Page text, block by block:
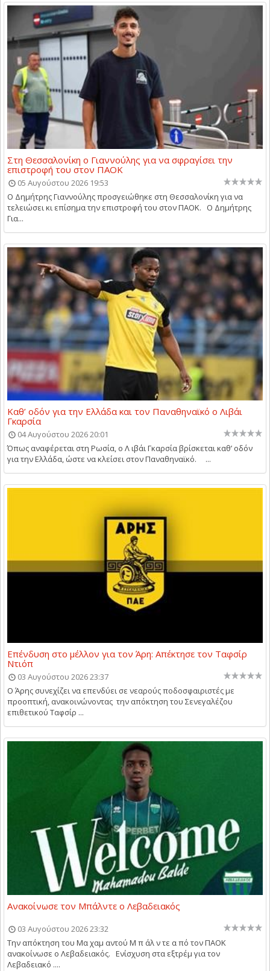
Στη Θεσσαλονίκη ο Γιαννούλης για να σφραγίσει την
επιστροφή του στον ΠΑΟΚ
05 Αυγούστου 2026 19:53
Ο Δημήτρης Γιαννούλης προσγειώθηκε στη Θεσσαλονίκη για να
τελειώσει κι επίσημα την επιστροφή του στον ΠΑΟΚ. Ο Δημήτρης
Για...
Καθ’ οδόν για την Ελλάδα και τον Παναθηναϊκό ο Λιβάι
Γκαρσία
04 Αυγούστου 2026 20:01
Όπως αναφέρεται στη Ρωσία, ο Λ ιβάι Γκαρσία βρίσκεται καθ’ οδόν
για την Ελλάδα, ώστε να κλείσει στον Παναθηναϊκό. ...
Επένδυση στο μέλλον για τον Άρη: Απέκτησε τον Ταφσίρ
Ντιόπ
03 Αυγούστου 2026 23:37
Ο Άρης συνεχίζει να επενδύει σε νεαρούς ποδοσφαιριστές με
προοπτική, ανακοινώνοντας την απόκτηση του Σενεγαλέζου
επιθετικού Ταφσίρ ...
Ανακοίνωσε τον Μπάλντε ο Λεβαδειακός
03 Αυγούστου 2026 23:32
Την απόκτηση του Μα χαμ αντού Μ π άλ ν τε α πό τον ΠΑΟΚ
ανακοίνωσε ο Λεβαδειακός. Ενίσχυση στα εξτρέμ για τον
Λεβαδειακό ....